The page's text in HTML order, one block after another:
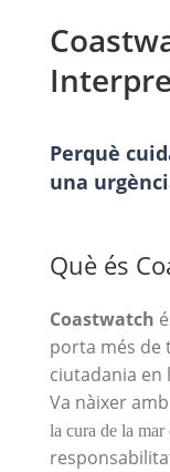
Perquè
una
Què és
Coastwatch
porta més de
ciutadania en
Va nàixer
la cura de la mar